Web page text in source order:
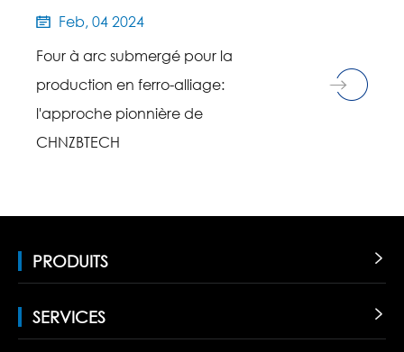

Feb, 04 2024
Four à arc submergé pour la
production en ferro-alliage:
l'approche pionnière de
CHNZBTECH
PRODUITS 
SERVICES 